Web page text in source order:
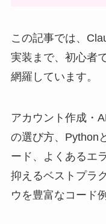
この記事では、
実装まで、初心者
網羅しています。
アカウント作成・
の選び方、Python
ード、よくあるエ
抑えるベストプラ
ウを豊富なコード